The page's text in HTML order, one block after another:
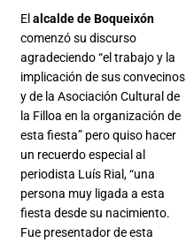
Elalcalde de Boqueixón
comenzó su discurso
agradeciendo “el trabajo y la
implicación de sus convecinos
y de la Asociación Cultural de
la Filloa en la organización de
esta fiesta” pero quiso hacer
un recuerdo especial al
periodista Luís Rial, “una
persona muy ligada a esta
fiesta desde su nacimiento.
Fue presentador de esta